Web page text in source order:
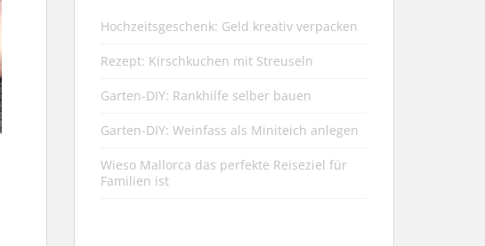
Hochzeitsgeschenk: Geld kreativ verpacken
Rezept: Kirschkuchen mit Streuseln
Garten-DIY: Rankhilfe selber bauen
Garten-DIY: Weinfass als Miniteich anlegen
Wieso Mallorca das perfekte Reiseziel für
Familien ist